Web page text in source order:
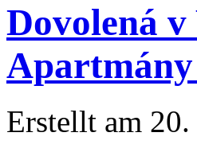
Dovolená
Erstellt am